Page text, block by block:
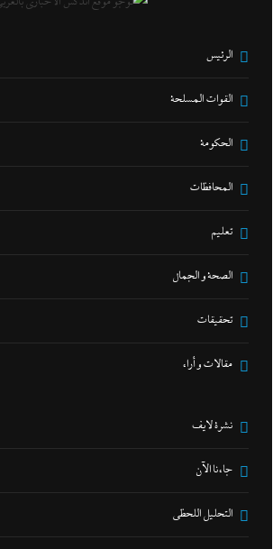
الرئيس
القوات المسلحة
الحكومة
المحافظات
تعليم
الصحة و الجمال
تحقيقات
مقالات و أراء
نشرة لايف
جاءنا الآن
التحليل اللحظي